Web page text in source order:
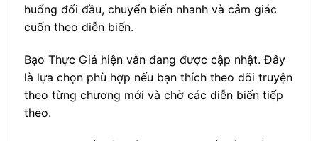
huống đối đầu, chuyển biến nhanh và cảm giác
cuốn theo diễn biến.
Bạo Thực Giả hiện vẫn đang được cập nhật. Đây
là lựa chọn phù hợp nếu bạn thích theo dõi truyện
theo từng chương mới và chờ các diễn biến tiếp
theo.